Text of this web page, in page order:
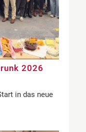
2026
in das neue